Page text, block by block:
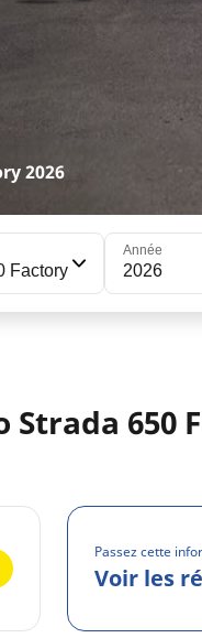
2026
Factory
Année
2026
650
Passez cette
Voir les